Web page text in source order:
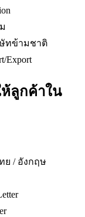
ษัทข้ามชาติ
Export
ห้ลูกค้าใน
ย / อังกฤษ